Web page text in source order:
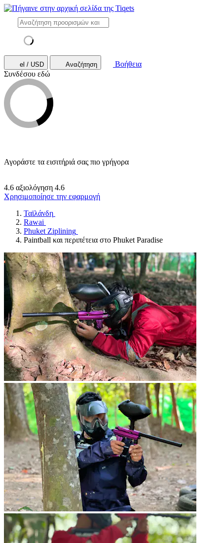
el / USD Αναζήτηση
Βοήθεια
Συνδέσου εδώ
Αγοράστε τα εισιτήριά σας πιο γρήγορα
4.6 αξιολόγηση 4.6
Χρησιμοποίησε την εφαρμογή
Ταϊλάνδη
Rawai
Phuket Ziplining
Paintball και περιπέτεια στο Phuket Paradise